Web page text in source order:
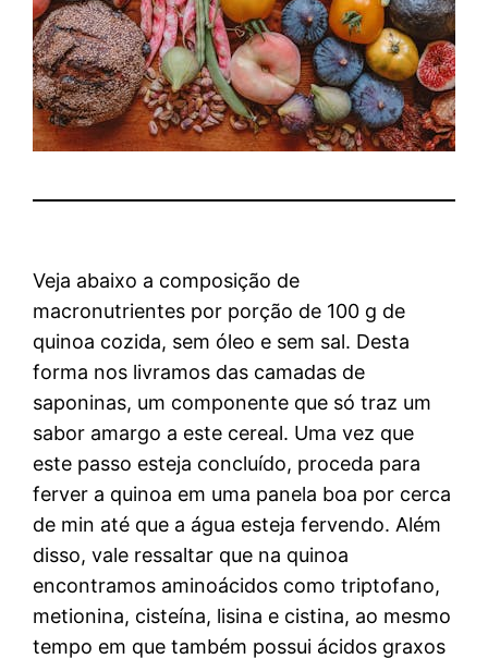
Veja abaixo a composição de
macronutrientes por porção de 100 g de
quinoa cozida, sem óleo e sem sal. Desta
forma nos livramos das camadas de
saponinas, um componente que só traz um
sabor amargo a este cereal. Uma vez que
este passo esteja concluído, proceda para
ferver a quinoa em uma panela boa por cerca
de min até que a água esteja fervendo. Além
disso, vale ressaltar que na quinoa
encontramos aminoácidos como triptofano,
metionina, cisteína, lisina e cistina, ao mesmo
tempo em que também possui ácidos graxos